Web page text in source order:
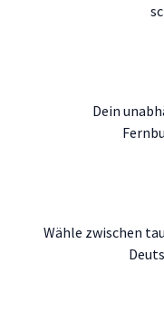
Dein
Wähle zwischen